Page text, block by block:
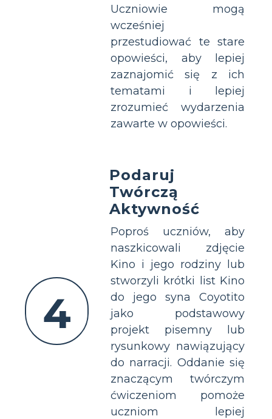
Uczniowie mogą
wcześniej
przestudiować te stare
opowieści, aby lepiej
zaznajomić się z ich
tematami i lepiej
zrozumieć wydarzenia
zawarte w opowieści.
4
Podaruj
Twórczą
Aktywność
Poproś uczniów, aby
naszkicowali zdjęcie
Kino i jego rodziny lub
stworzyli krótki list Kino
do jego syna Coyotito
jako podstawowy
projekt pisemny lub
rysunkowy nawiązujący
do narracji. Oddanie się
znaczącym twórczym
ćwiczeniom pomoże
uczniom lepiej